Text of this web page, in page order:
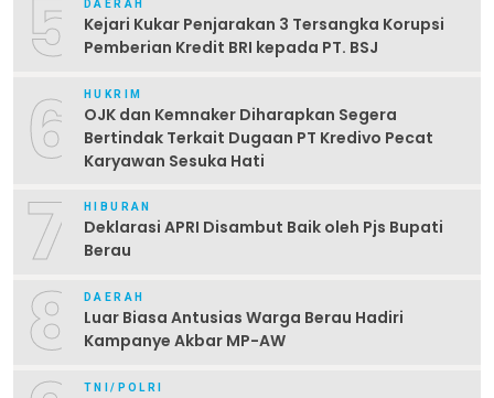
5 DAERAH
Kejari Kukar Penjarakan 3 Tersangka Korupsi
Pemberian Kredit BRI kepada PT. BSJ
6 HUKRIM
OJK dan Kemnaker Diharapkan Segera
Bertindak Terkait Dugaan PT Kredivo Pecat
Karyawan Sesuka Hati
7 HIBURAN
Deklarasi APRI Disambut Baik oleh Pjs Bupati
Berau
8 DAERAH
Luar Biasa Antusias Warga Berau Hadiri
Kampanye Akbar MP-AW
TNI/POLRI